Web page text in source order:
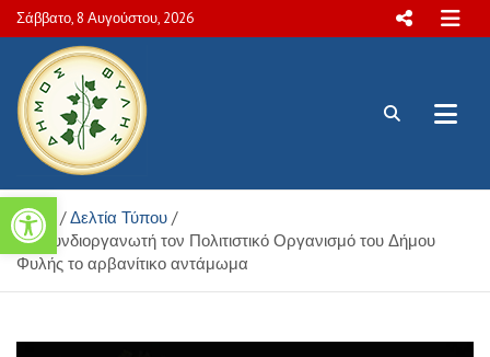
Ανοίξτε τη γραμμή εργαλείων
Skip
to
content
Σάββατο, 8 Αυγούστου, 2026
Πολιτιστικές και Aθλητικές
δραστηριότητες Δήμου Φυλής
Home
Δελτία Τύπου
Με συνδιοργανωτή τον Πολιτιστικό Οργανισμό του Δήμου
Φυλής το αρβανίτικο αντάμωμα